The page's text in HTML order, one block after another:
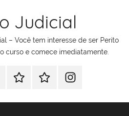
Judicial
– Você tem interesse de ser Perito
curso e comece imediatamente.
WhatsappTelegramInstagram